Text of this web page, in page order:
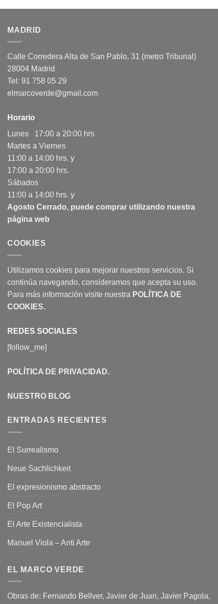
MADRID
Calle Corredera Alta de San Pablo, 31 (metro Tribunal)
28004 Madrid
Tel: 91 758 05 29
elmarcoverde@gmail.com
Horario
Lunes 17:00 a 20:00 hrs
Martes a Viernes
11:00 a 14:00 hrs. y
17:00 a 20:00 hrs.
Sábados
11:00 a 14:00 hrs. y
Agosto Cerrado, puede comprar utilizando nuestra
página web
COOKIES
Utilizamos cookies para mejorar nuestros servicios. Si
continúa navegando, consideramos que acepta su uso.
Para más información visite nuestra POLÍTICA DE
COOKIES.
REDES SOCIALES
[follow_me]
POLÍTICA DE PRIVACIDAD.
NUESTRO BLOG
ENTRADAS RECIENTES
El Surrealismo
Neue Sachlichkeit
El expresionismo abstracto
El Pop Art
El Arte Existencialista
Manuel Viola – Anti Arte
EL MARCO VERDE
Obras de: Fernando Bellver, Javier de Juan, Javier Pagola,